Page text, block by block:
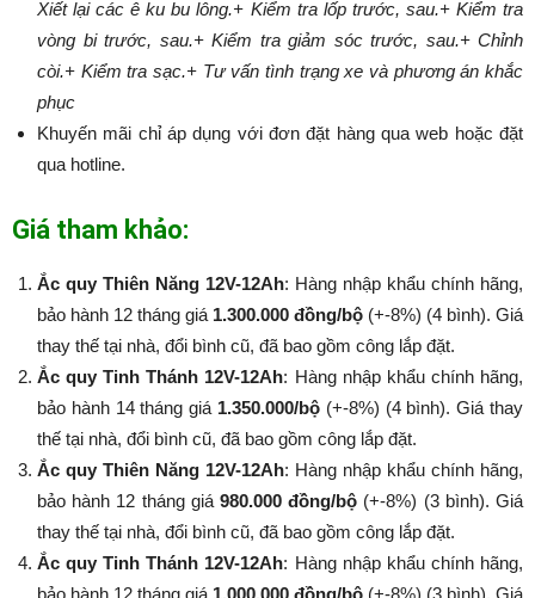
Xiết lại các ê ku bu lông.+ Kiểm tra lốp trước, sau.+ Kiểm tra
vòng bi trước, sau.+ Kiểm tra giảm sóc trước, sau.+ Chỉnh
còi.+ Kiểm tra sạc.+ Tư vấn tình trạng xe và phương án khắc
phục
Khuyến mãi chỉ áp dụng với đơn đặt hàng qua web hoặc đặt
qua hotline.
Giá tham khảo:
Ắc quy Thiên Năng 12V-12Ah: Hàng nhập khẩu chính hãng,
bảo hành 12 tháng giá 1.300.000 đồng/bộ (+-8%) (4 bình). Giá
thay thế tại nhà, đổi bình cũ, đã bao gồm công lắp đặt.
Ắc quy Tinh Thánh 12V-12Ah: Hàng nhập khẩu chính hãng,
bảo hành 14 tháng giá 1.350.000/bộ (+-8%​​​​​​​) (4 bình). Giá thay
thế tại nhà, đổi bình cũ, đã bao gồm công lắp đặt.
Ắc quy Thiên Năng 12V-12Ah: Hàng nhập khẩu chính hãng,
bảo hành 12 tháng giá 980.000 đồng/bộ (+-8%​​​​​​​) (3 bình). Giá
thay thế tại nhà, đổi bình cũ, đã bao gồm công lắp đặt.
Ắc quy Tinh Thánh 12V-12Ah: Hàng nhập khẩu chính hãng,
bảo hành 12 tháng giá 1.000.000 đồng/bộ (+-8%​​​​​​​) (3 bình). Giá